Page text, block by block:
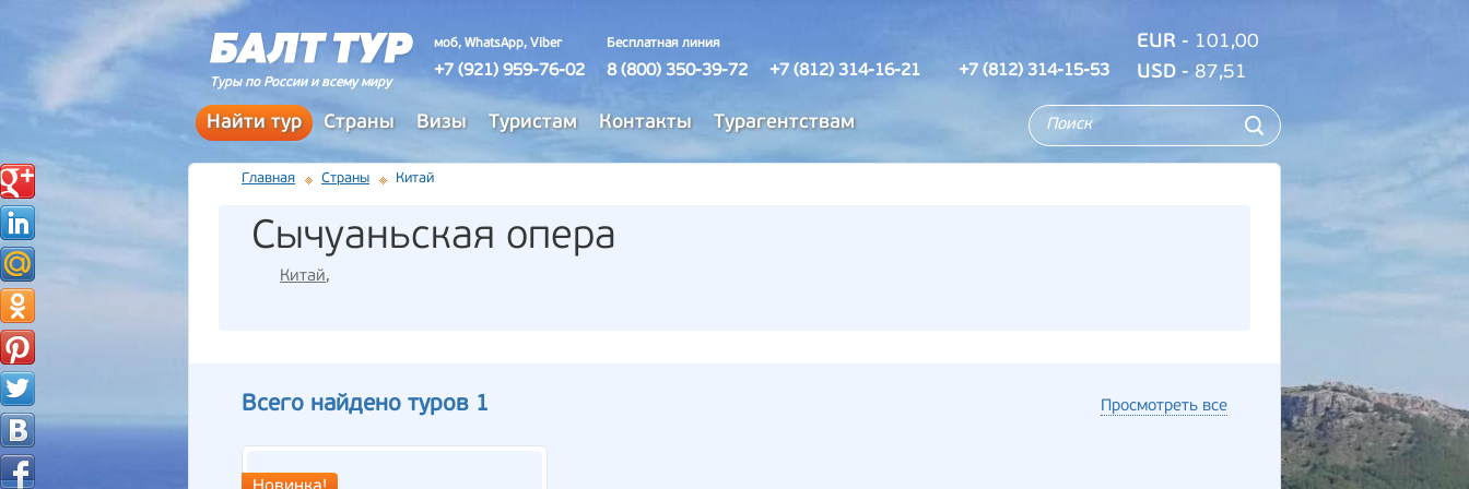
Туры по России и всему миру
моб, WhatsApp, Viber
+7 (921) 959-76-02
Бесплатная линия
8 (800) 350-39-72 +7 (812) 314-16-21 +7 (812) 314-15-53
EUR - 101,00
USD - 87,51
Найти тур Страны Визы Туристам Контакты Турагентствам
Главная Страны Китай
Сычуаньская опера
Китай,
Всего найдено туров 1 Просмотреть все